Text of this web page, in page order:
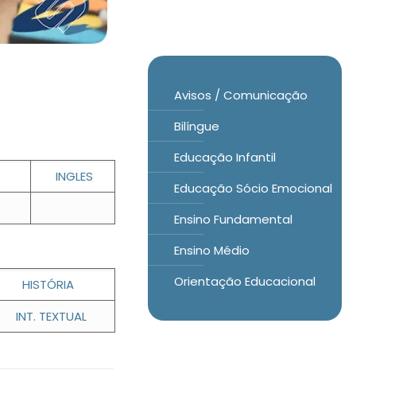
INGLES
HISTÓRIA
INT. TEXTUAL
Avisos / Comunicação
Bilíngue
Educação Infantil
Educação Sócio Emocional
Ensino Fundamental
Ensino Médio
Orientação Educacional